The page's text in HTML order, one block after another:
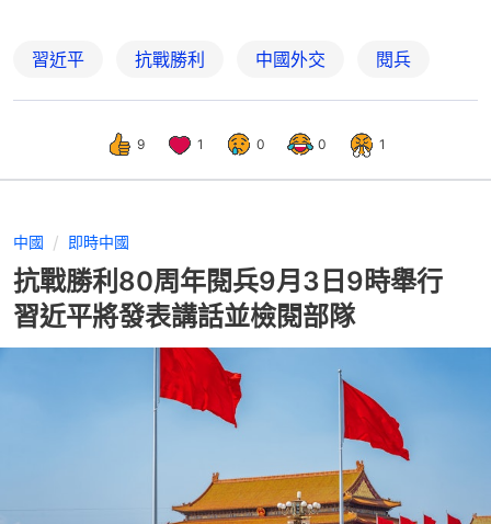
習近平 抗戰勝利 中國外交 閱兵
9 1 0 0 1
中國 即時中國
抗戰勝利80周年閱兵9月3日9時舉行
習近平將發表講話並檢閱部隊